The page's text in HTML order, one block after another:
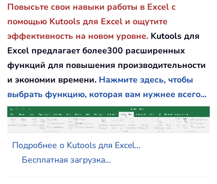
Повысьте свои навыки работы в Excel с
помощью Kutools для Excel и ощутите
эффективность на новом уровне. Kutools для
Excel предлагает более300 расширенных
функций для повышения производительности
и экономии времени. Нажмите здесь, чтобы
выбрать функцию, которая вам нужнее всего...
Подробнее о Kutools для Excel...
Бесплатная загрузка...